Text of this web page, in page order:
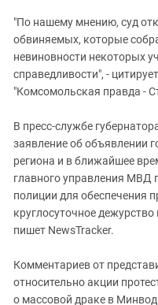
"По нашему мнению, суд
обвиняемых, которые
невиновности некоторых
справедливости", -
"Комсомольская правда -
В пресс-службе
заявление об объявлении
региона и в ближайшее
главного управления МВД
полиции для обеспечения
круглосуточное
пишет NewsTracker.
Комментариев от
относительно акции
о массовой драке в